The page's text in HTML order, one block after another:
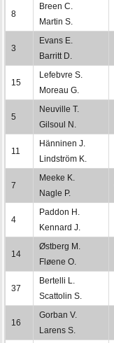
8
Breen C.
Martin S.
3
Evans E.
Barritt D.
15
Lefebvre S.
Moreau G.
5
Neuville T.
Gilsoul N.
11
Hänninen J.
Lindström K.
7
Meeke K.
Nagle P.
4
Paddon H.
Kennard J.
14
Østberg M.
Fløene O.
37
Bertelli L.
Scattolin S.
16
Gorban V.
Larens S.